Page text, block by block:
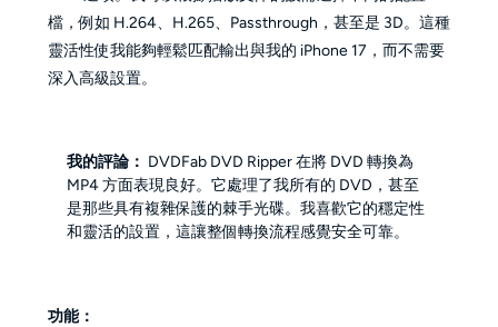
檔，例如 H.264、H.265、Passthrough，甚至是 3D。這種
靈活性使我能夠輕鬆匹配輸出與我的 iPhone 17，而不需要
深入高級設置。
我的評論： DVDFab DVD Ripper 在將 DVD 轉換為
MP4 方面表現良好。它處理了我所有的 DVD，甚至
是那些具有複雜保護的棘手光碟。我喜歡它的穩定性
和靈活的設置，這讓整個轉換流程感覺安全可靠。
功能：